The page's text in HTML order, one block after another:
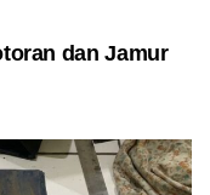
dan Jamur